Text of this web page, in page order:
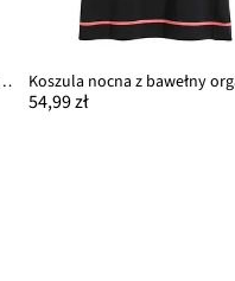
mieszanki wiskozy
54,99 zł